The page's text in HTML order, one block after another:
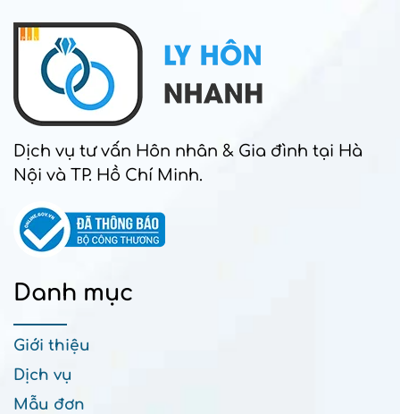
Dịch vụ tư vấn Hôn nhân & Gia đình tại Hà
Nội và TP. Hồ Chí Minh.
Danh mục
Giới thiệu
Dịch vụ
Mẫu đơn